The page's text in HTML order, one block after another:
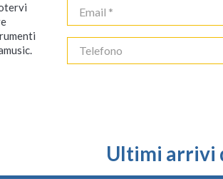
Ultimi arrivi